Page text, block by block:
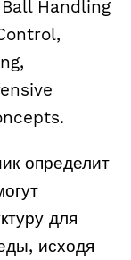
Ball Handling
определит
для
исходя